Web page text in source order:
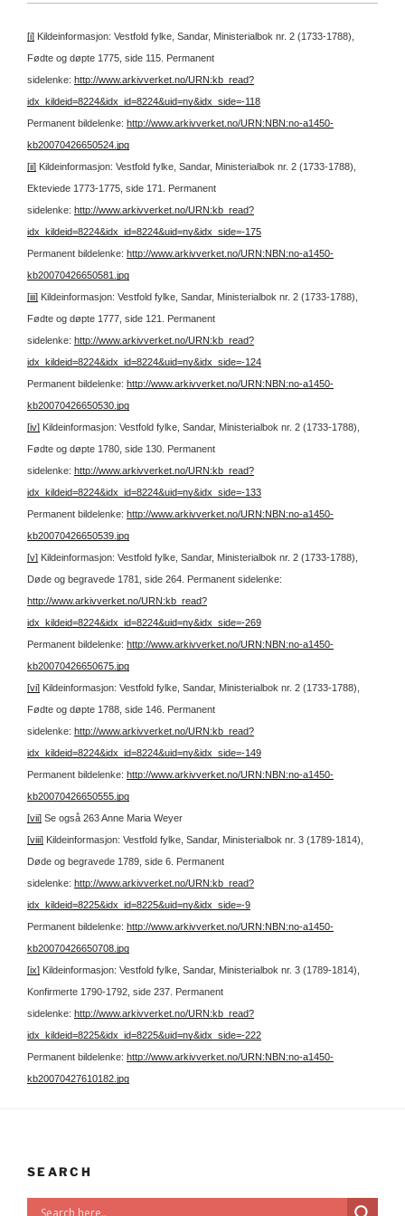
[i] Kildeinformasjon: Vestfold fylke, Sandar, Ministerialbok nr. 2 (1733-1788),
Fødte og døpte 1775, side 115. Permanent
sidelenke: http://www.arkivverket.no/URN:kb_read?
idx_kildeid=8224&idx_id=8224&uid=ny&idx_side=-118
Permanent bildelenke: http://www.arkivverket.no/URN:NBN:no-a1450-
kb20070426650524.jpg
[ii] Kildeinformasjon: Vestfold fylke, Sandar, Ministerialbok nr. 2 (1733-1788),
Ekteviede 1773-1775, side 171. Permanent
sidelenke: http://www.arkivverket.no/URN:kb_read?
idx_kildeid=8224&idx_id=8224&uid=ny&idx_side=-175
Permanent bildelenke: http://www.arkivverket.no/URN:NBN:no-a1450-
kb20070426650581.jpg
[iii] Kildeinformasjon: Vestfold fylke, Sandar, Ministerialbok nr. 2 (1733-1788),
Fødte og døpte 1777, side 121. Permanent
sidelenke: http://www.arkivverket.no/URN:kb_read?
idx_kildeid=8224&idx_id=8224&uid=ny&idx_side=-124
Permanent bildelenke: http://www.arkivverket.no/URN:NBN:no-a1450-
kb20070426650530.jpg
[iv] Kildeinformasjon: Vestfold fylke, Sandar, Ministerialbok nr. 2 (1733-1788),
Fødte og døpte 1780, side 130. Permanent
sidelenke: http://www.arkivverket.no/URN:kb_read?
idx_kildeid=8224&idx_id=8224&uid=ny&idx_side=-133
Permanent bildelenke: http://www.arkivverket.no/URN:NBN:no-a1450-
kb20070426650539.jpg
[v] Kildeinformasjon: Vestfold fylke, Sandar, Ministerialbok nr. 2 (1733-1788),
Døde og begravede 1781, side 264. Permanent sidelenke:
http://www.arkivverket.no/URN:kb_read?
idx_kildeid=8224&idx_id=8224&uid=ny&idx_side=-269
Permanent bildelenke: http://www.arkivverket.no/URN:NBN:no-a1450-
kb20070426650675.jpg
[vi] Kildeinformasjon: Vestfold fylke, Sandar, Ministerialbok nr. 2 (1733-1788),
Fødte og døpte 1788, side 146. Permanent
sidelenke: http://www.arkivverket.no/URN:kb_read?
idx_kildeid=8224&idx_id=8224&uid=ny&idx_side=-149
Permanent bildelenke: http://www.arkivverket.no/URN:NBN:no-a1450-
kb20070426650555.jpg
[vii] Se også 263 Anne Maria Weyer
[viii] Kildeinformasjon: Vestfold fylke, Sandar, Ministerialbok nr. 3 (1789-1814),
Døde og begravede 1789, side 6. Permanent
sidelenke: http://www.arkivverket.no/URN:kb_read?
idx_kildeid=8225&idx_id=8225&uid=ny&idx_side=-9
Permanent bildelenke: http://www.arkivverket.no/URN:NBN:no-a1450-
kb20070426650708.jpg
[ix] Kildeinformasjon: Vestfold fylke, Sandar, Ministerialbok nr. 3 (1789-1814),
Konfirmerte 1790-1792, side 237. Permanent
sidelenke: http://www.arkivverket.no/URN:kb_read?
idx_kildeid=8225&idx_id=8225&uid=ny&idx_side=-222
Permanent bildelenke: http://www.arkivverket.no/URN:NBN:no-a1450-
kb20070427610182.jpg
SEARCH